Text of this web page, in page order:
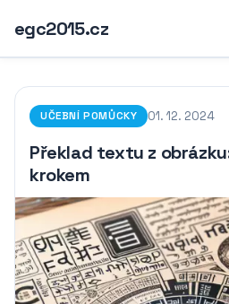
egc2015.cz
UČEBNÍ POMŮCKY 01. 12. 2024
Překlad textu z
krokem